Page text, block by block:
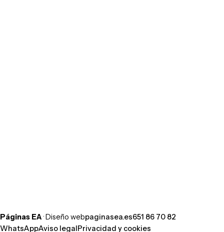
Páginas EA· Diseño webpaginasea.es651 86 70 82
WhatsAppAviso legalPrivacidad y cookies